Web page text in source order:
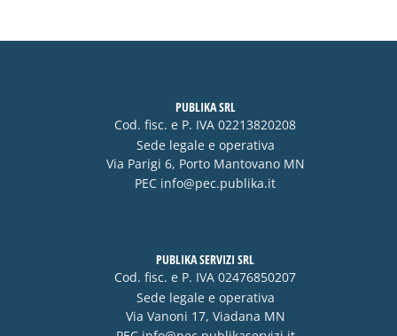
PUBLIKA SRL
Cod. fisc. e P. IVA 02213820208
Sede legale e operativa
Via Parigi 6, Porto Mantovano MN
PEC info@pec.publika.it
PUBLIKA SERVIZI SRL
Cod. fisc. e P. IVA 02476850207
Sede legale e operativa
Via Vanoni 17, Viadana MN